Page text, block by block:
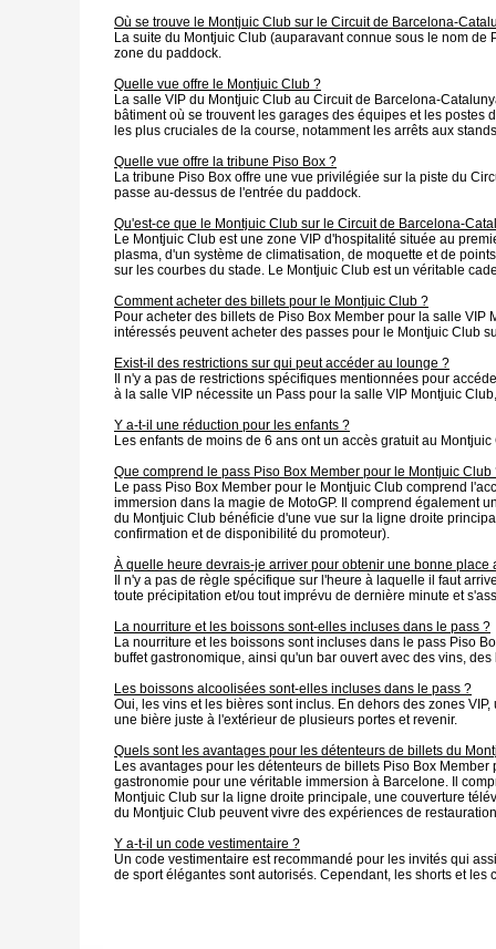
Où se trouve le Montjuic Club sur le Circuit de Barcelona-
La suite du Montjuic Club (auparavant connue sous le nom
zone du paddock.
Quelle vue offre le Montjuic Club ?
La salle VIP du Montjuic Club au Circuit de Barcelona-
bâtiment où se trouvent les garages des équipes et les
les plus cruciales de la course, notamment les arrêts aux
Quelle vue offre la tribune Piso Box ?
La tribune Piso Box offre une vue privilégiée sur la piste du
passe au-dessus de l'entrée du paddock.
Qu'est-ce que le Montjuic Club sur le Circuit de Barcelona-
Le Montjuic Club est une zone VIP d'hospitalité située au
plasma, d'un système de climatisation, de moquette et de
sur les courbes du stade. Le Montjuic Club est un véritable
Comment acheter des billets pour le Montjuic Club ?
Pour acheter des billets de Piso Box Member pour la salle
intéressés peuvent acheter des passes pour le Montjuic Club
Exist-il des restrictions sur qui peut accéder au lounge ?
Il n'y a pas de restrictions spécifiques mentionnées pour
à la salle VIP nécessite un Pass pour la salle VIP Montjuic
Y a-t-il une réduction pour les enfants ?
Les enfants de moins de 6 ans ont un accès gratuit au
Que comprend le pass Piso Box Member pour le Montjuic Club
Le pass Piso Box Member pour le Montjuic Club comprend
immersion dans la magie de MotoGP. Il comprend également
du Montjuic Club bénéficie d'une vue sur la ligne droite
confirmation et de disponibilité du promoteur).
À quelle heure devrais-je arriver pour obtenir une bonne place
Il n'y a pas de règle spécifique sur l'heure à laquelle il faut
toute précipitation et/ou tout imprévu de dernière minute et
La nourriture et les boissons sont-elles incluses dans le pass ?
La nourriture et les boissons sont incluses dans le pass Piso
buffet gastronomique, ainsi qu'un bar ouvert avec des vins,
Les boissons alcoolisées sont-elles incluses dans le pass ?
Oui, les vins et les bières sont inclus. En dehors des zones
une bière juste à l'extérieur de plusieurs portes et revenir.
Quels sont les avantages pour les détenteurs de billets du
Les avantages pour les détenteurs de billets Piso Box
gastronomie pour une véritable immersion à Barcelone. Il
Montjuic Club sur la ligne droite principale, une couverture
du Montjuic Club peuvent vivre des expériences de
Y a-t-il un code vestimentaire ?
Un code vestimentaire est recommandé pour les invités qui
de sport élégantes sont autorisés. Cependant, les shorts et les